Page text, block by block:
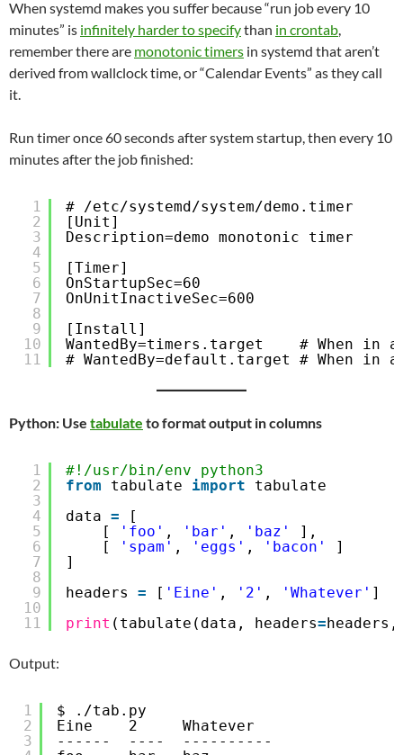
When systemd makes you suffer because “run job every 10
minutes” is infinitely harder to specifythan in crontab,
remember there are monotonic timers in systemd that aren’t
derived from wallclock time, or “Calendar Events” as they call
it.
Run timer once 60 seconds after system startup, then every 10
minutes after the job finished:
1
2
3
4
5
6
7
8
9
10
11
# /etc/systemd/system/demo.timer
[Unit]
Description=demo monotonic timer
[Timer]
OnStartupSec=60
OnUnitInactiveSec=600
[Install]
WantedBy=timers.target    # When in
# WantedBy=default.target # When
Python: Use tabulate to format output in columns
1
2
3
4
5
6
7
8
9
10
11
#!/usr/bin/env python3
from
tabulate import
tabulate
data =
[
[
'foo' , 'bar' , 'baz'
],
[
'spam' , 'eggs' , 'bacon'
]
]
headers = [ 'Eine' , '2' , 'Whatever' ]
print (tabulate(data, headers=
Output:
1
2
3
$ ./tab.py
Eine    2     Whatever
------  ----  ----------